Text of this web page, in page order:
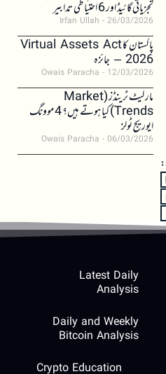
تجزیاتی گائیڈ اور 6 احتیاطی تدابیر
Irfan Ullah 26/03/2026
پاکستان کا Virtual Assets Act
2026 – جائزہ
Owais Paracha 12/03/2026
مارکیٹ ٹرینڈز (Market
Trends) کیا ہوتے ہیں؟ 4 موونگ
ایوریج ٹولز
Owais Paracha 06/03/2026
Latest Daily
Analysis
Daily and Weekly
Bitcoin Analysis
Crypto Education